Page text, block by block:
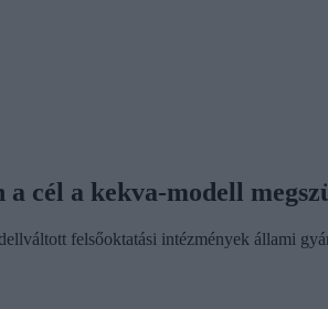
cél a kekva-modell
felsőoktatási intézmények állami